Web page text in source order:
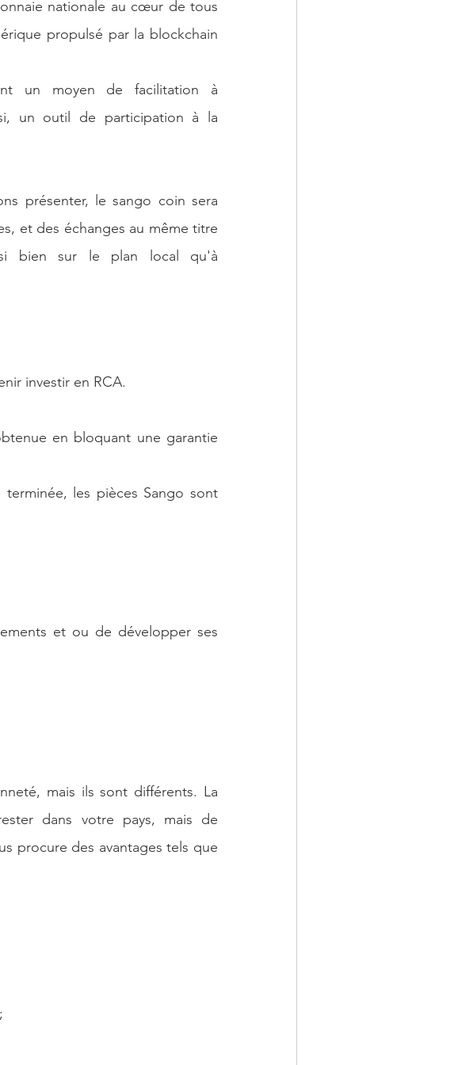
nationale au cœur de tous
propulsé par la blockchain
un moyen de facilitation à
un outil de participation à la
présenter, le sango coin sera
et des échanges au même titre
bien sur le plan local qu'à
investir en RCA.
en bloquant une garantie
les pièces Sango sont
et ou de développer ses
mais ils sont différents. La
dans votre pays, mais de
procure des avantages tels que